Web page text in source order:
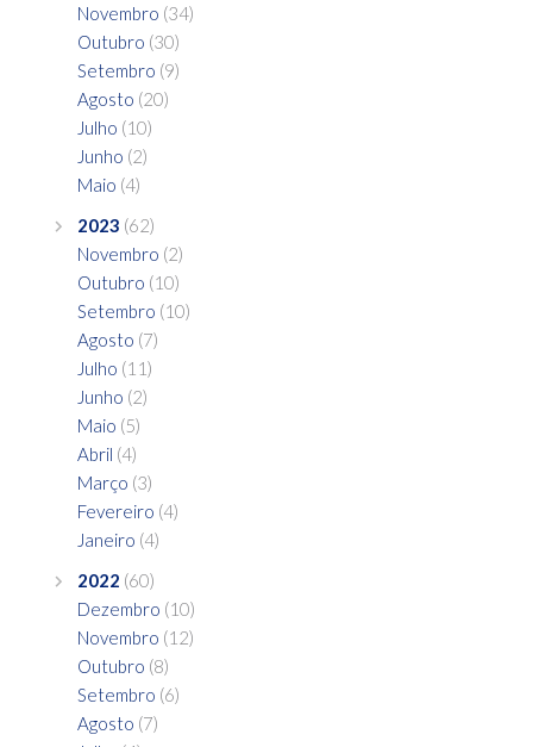
Novembro (34)
Outubro (30)
Setembro (9)
Agosto (20)
Julho (10)
Junho (2)
Maio (4)
2023 (62)
Novembro (2)
Outubro (10)
Setembro (10)
Agosto (7)
Julho (11)
Junho (2)
Maio (5)
Abril (4)
Março (3)
Fevereiro (4)
Janeiro (4)
2022 (60)
Dezembro (10)
Novembro (12)
Outubro (8)
Setembro (6)
Agosto (7)